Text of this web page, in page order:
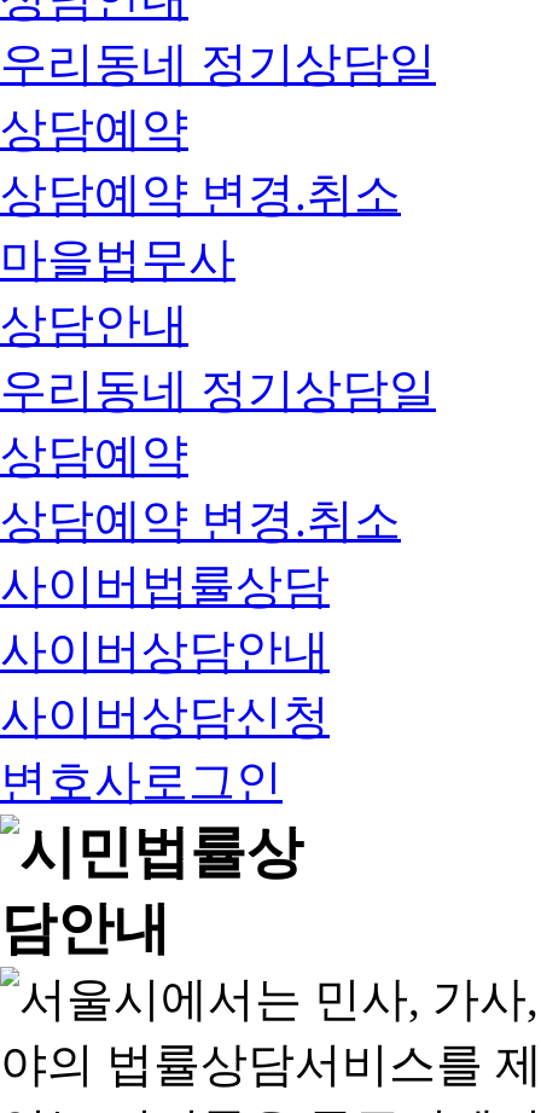
우리동네 정기상담일
상담예약
상담예약 변경.취소
마을법무사
상담안내
우리동네 정기상담일
상담예약
상담예약 변경.취소
사이버법률상담
사이버상담안내
사이버상담신청
변호사로그인